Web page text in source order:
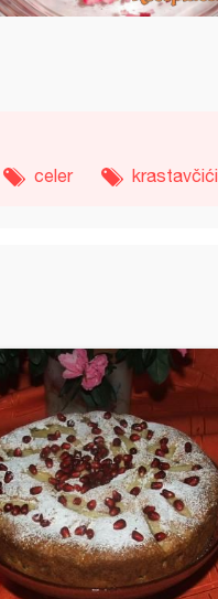
celer krastavčići